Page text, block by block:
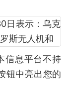
信息平台不持
钮中亮出您的